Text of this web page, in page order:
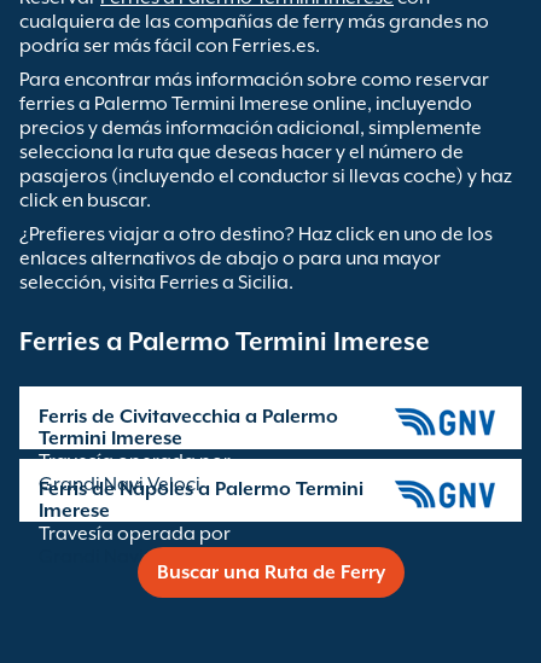
cualquiera de las compañías de ferry más grandes no
podría ser más fácil con Ferries.es.
Para encontrar más información sobre como reservar
ferries a Palermo Termini Imerese online, incluyendo
precios y demás información adicional, simplemente
selecciona la ruta que deseas hacer y el número de
pasajeros (incluyendo el conductor si llevas coche) y haz
click en buscar.
¿Prefieres viajar a otro destino? Haz click en uno de los
enlaces alternativos de abajo o para una mayor
selección, visita Ferries a Sicilia.
Ferries a Palermo Termini Imerese
Ferris de Civitavecchia a Palermo
Termini Imerese
Travesía operada por
Grandi Navi Veloci
Ferris de Nápoles a Palermo Termini
Imerese
Travesía operada por
Grandi Navi Veloci
Buscar una Ruta de Ferry